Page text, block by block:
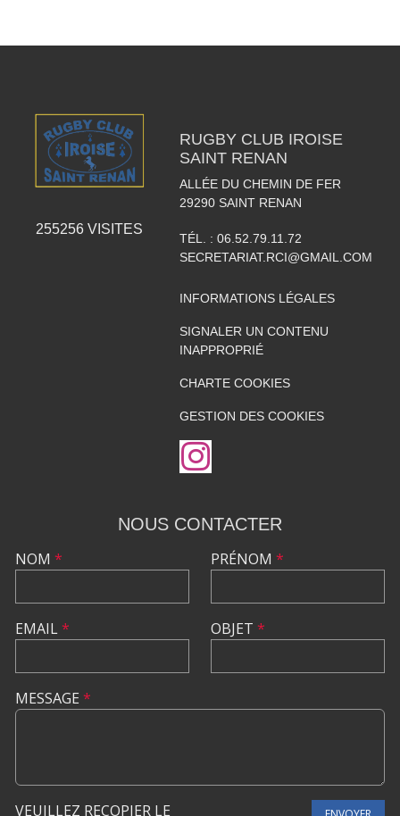
255256 VISITES
RUGBY CLUB IROISE
SAINT RENAN
ALLÉE DU CHEMIN DE FER
29290 SAINT RENAN
TÉL. : 06.52.79.11.72
SECRETARIAT.RCI@GMAIL.COM
INFORMATIONS LÉGALES
SIGNALER UN CONTENU
INAPPROPRIÉ
CHARTE COOKIES
GESTION DES COOKIES
NOUS CONTACTER
NOM *
EMAIL*
PRÉNOM *
OBJET *
MESSAGE *
VEUILLEZ RECOPIER LE